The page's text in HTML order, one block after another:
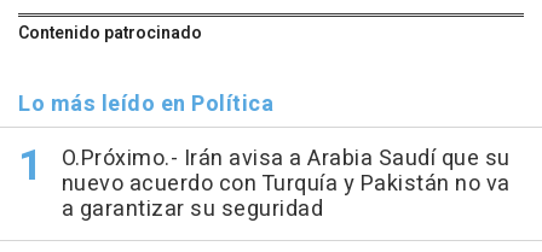
Contenido patrocinado
Lo más leído en Política
O.Próximo.- Irán avisa a Arabia Saudí que su
nuevo acuerdo con Turquía y Pakistán no va
a garantizar su seguridad